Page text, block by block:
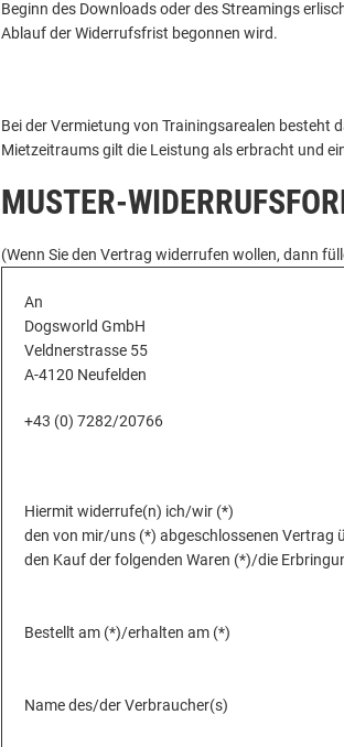
Beginn des Downloads oder des Streamings
Ablauf der Widerrufsfrist begonnen wird.
Bei der Vermietung von Trainingsarealen besteht
Mietzeitraums gilt die Leistung als erbracht und
MUSTER-
(Wenn Sie den Vertrag widerrufen wollen, dann
An
Dogsworld GmbH
Veldnerstrasse 55
A-4120 Neufelden
+43 (0) 7282/20766
Hiermit widerrufe(n) ich/wir (*)
den von mir/uns (*) abgeschlossenen Vertrag
den Kauf der folgenden Waren (*)/die
Bestellt am (*)/erhalten am (*)
Name des/der Verbraucher(s)